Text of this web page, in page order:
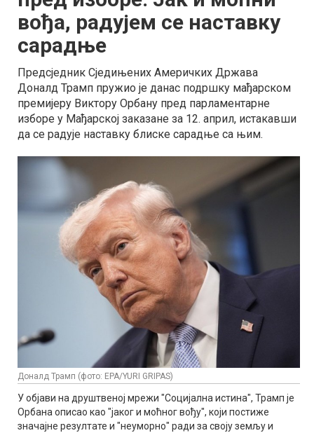
вођа, радујем се наставку
сарадње
Предсједник Сједињених Америчких Држава
Доналд Трамп пружио је данас подршку мађарском
премијеру Виктору Орбану пред парламентарне
изборе у Мађарској заказане за 12. април, истакавши
да се радује наставку блиске сарадње са њим.
Доналд Трaмп (фото: EPA/YURI GRIPAS)
У објави на друштвеној мрежи "Социјална истина", Трамп је
Орбана описао као "јаког и моћног вођу", који постиже
значајне резултате и "неуморно" ради за своју земљу и